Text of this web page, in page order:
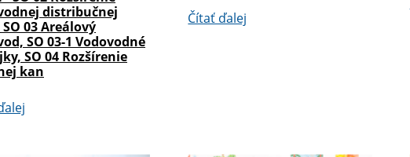
distribučnej
03 Areálový
SO 03-1 Vodovodné
SO 04 Rozšírenie
kan
Čítať ďalej